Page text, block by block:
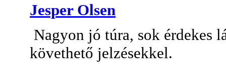
Jesper Olsen
Nagyon jó túra, sok érdekes
követhető jelzésekkel.